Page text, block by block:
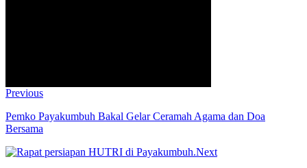
Previous
Pemko Payakumbuh Bakal Gelar Ceramah Agama dan Doa
Bersama
Next